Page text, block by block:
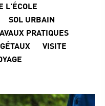
L'ÉCOLE
SOL URBAIN
PRATIQUES
VISITE